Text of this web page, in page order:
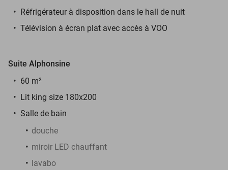
Réfrigérateur à disposition dans le hall de nuit
Télévision à écran plat avec accès à VOO
Suite Alphonsine
60 m²
Lit king size 180x200
Salle de bain
douche
miroir LED chauffant
lavabo